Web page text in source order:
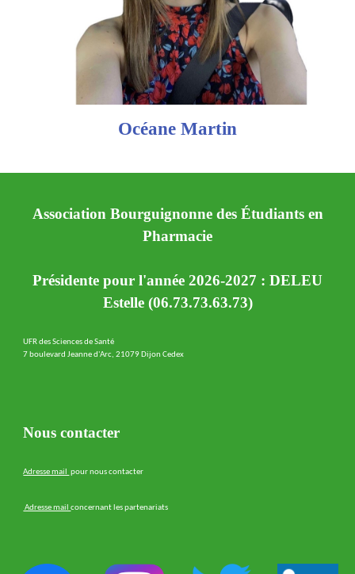
Océane Martin
Association Bourguignonne des Étudiants en
Pharmacie
Présidente pour l'année 2026-2027 : DELEU
Estelle (06.73.73.63.73)
UFR des Sciences de Santé
7 boulevard Jeanne d'Arc, 21079 Dijon Cedex
Nous contacter
Adresse mail pour nous contacter
Adresse mailconcernant les partenariats